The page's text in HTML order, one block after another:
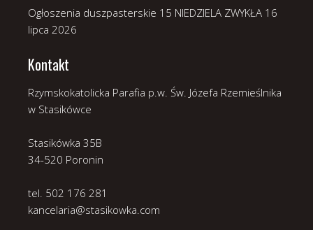
Ogłoszenia duszpasterskie 15 NIEDZIELA ZWYKŁA 16
lipca 2026
Kontakt
Rzymskokatolicka Parafia p.w. Św. Józefa Rzemieślnika
w Stasikówce
Stasikówka 35B
34-520 Poronin
tel. 502 176 281
kancelaria@stasikowka.com